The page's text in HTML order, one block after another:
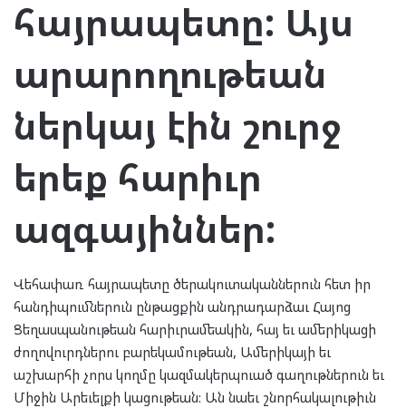
հայրապետը: Այս
արարողութեան
ներկայ էին շուրջ
երեք հարիւր
ազգայիններ:
Վեհափառ հայրապետը ծերակուտականներուն հետ իր
հանդիպումներուն ընթացքին անդրադարձաւ Հայոց
Ցեղասպանութեան հարիւրամեակին, հայ եւ ամերիկացի
ժողովուրդներու բարեկամութեան, Ամերիկայի եւ
աշխարհի չորս կողմը կազմակերպուած գաղութներուն եւ
Միջին Արեւելքի կացութեան: Ան նաեւ շնորհակալութիւն